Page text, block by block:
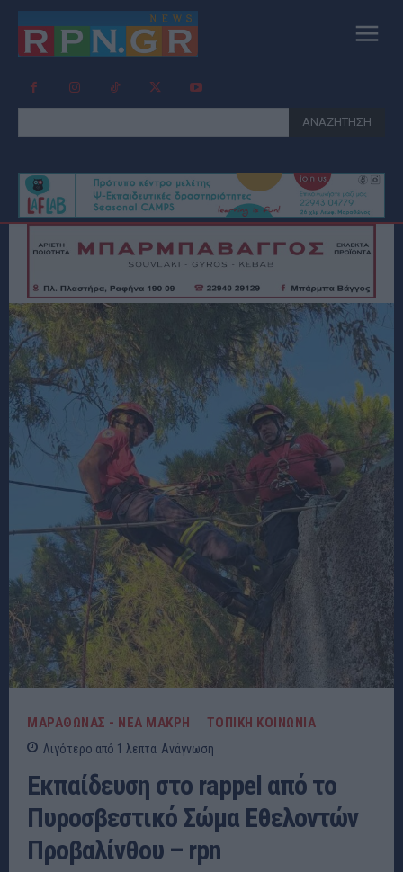
ΑΝΑΖΗΤΗΣΗ
ΜΑΡΑΘΩΝΑΣ - ΝΕΑ ΜΑΚΡΗ ΤΟΠΙΚΗ ΚΟΙΝΩΝΙΑ
Λιγότερο από 1 λεπτα Ανάγνωση
Εκπαίδευση στο rappel από το
Πυροσβεστικό Σώμα Εθελοντών
Προβαλίνθου – rpn